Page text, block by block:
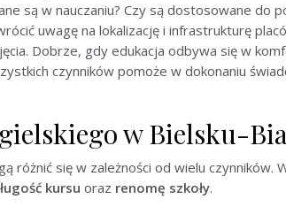
są w nauczaniu? Czy są dostosowane do
uwagę na lokalizację i infrastrukturę
Dobrze, gdy edukacja odbywa się w
czynników pomoże w dokonaniu
w Bielsku-
różnić się w zależności od wielu
kursu oraz renomę szkoły.